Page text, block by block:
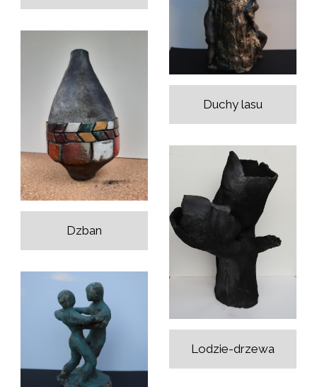
Duchy lasu
Dzban
Lodzie-drzewa